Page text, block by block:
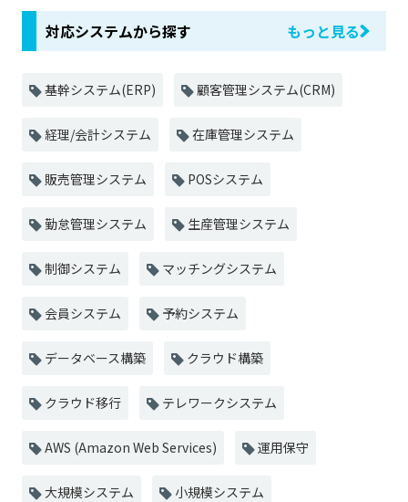
対応システムから探す もっと見る
基幹システム(ERP) 顧客管理システム(CRM)
経理/会計システム 在庫管理システム
販売管理システム POSシステム
勤怠管理システム 生産管理システム
制御システム マッチングシステム
会員システム 予約システム
データベース構築 クラウド構築
クラウド移行 テレワークシステム
AWS (Amazon Web Services) 運用保守
大規模システム 小規模システム